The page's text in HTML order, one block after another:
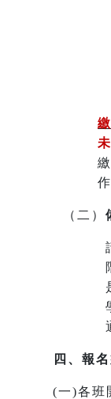
（二）
四、報名
(一)各班